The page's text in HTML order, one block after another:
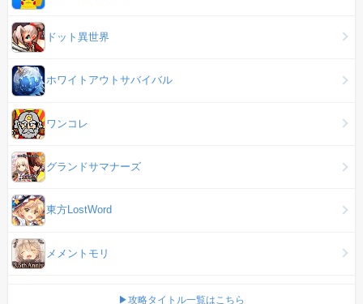
ドット異世界
ホワイトアウトサバイバル
ワンコレ
グランドサマナーズ
東方LostWord
メメントモリ
▶攻略タイトル一覧はこちら